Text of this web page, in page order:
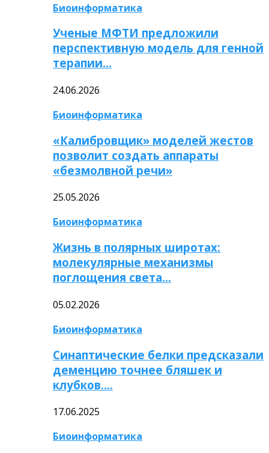
Биоинформатика
Ученые МФТИ предложили
перспективную модель для генной
терапии…
24.06.2026
Биоинформатика
«Калибровщик» моделей жестов
позволит создать аппараты
«безмолвной речи»
25.05.2026
Биоинформатика
Жизнь в полярных широтах:
молекулярные механизмы
поглощения света…
05.02.2026
Биоинформатика
Синаптические белки предсказали
деменцию точнее бляшек и
клубков….
17.06.2025
Биоинформатика